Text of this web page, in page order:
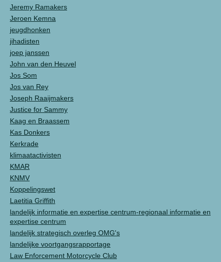
Jeremy Ramakers
Jeroen Kemna
jeugdhonken
jihadisten
joep janssen
John van den Heuvel
Jos Som
Jos van Rey
Joseph Raaijmakers
Justice for Sammy
Kaag en Braassem
Kas Donkers
Kerkrade
klimaatactivisten
KMAR
KNMV
Koppelingswet
Laetitia Griffith
landelijk informatie en expertise centrum-regionaal informatie en
expertise centrum
landelijk strategisch overleg OMG's
landelijke voortgangsrapportage
Law Enforcement Motorcycle Club